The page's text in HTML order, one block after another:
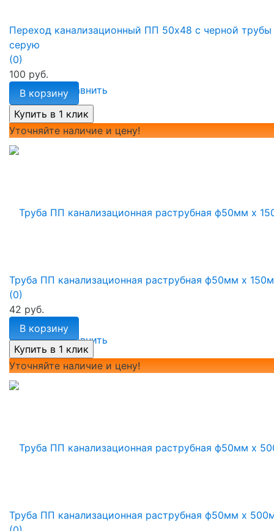
избранное сравнить
Переход канализационный ПП 50х48 с черной трубы
серую
(0)
100 руб.
В корзину
Уточняйте наличие и цену!
избранное сравнить
Труба ПП канализационная раструбная ф50мм х
(0)
42 руб.
В корзину
Уточняйте наличие и цену!
Труба ПП канализационная раструбная ф50мм х